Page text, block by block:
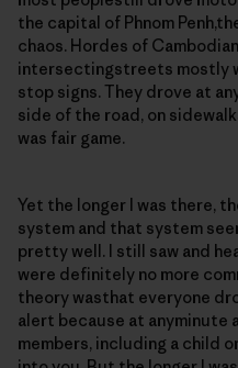
the capital of Phnom
chaos. Hordes of
intersectingstreets mostly
stop signs. They drove at
side of the road, on
was fair game.
Yet the longer I was there,
system and that system
pretty well. I still saw and
were definitely no more
theory wasthat everyone
alert because at anyminute
members, including a child